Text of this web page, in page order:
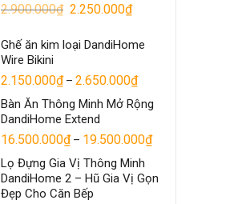
2.900.000₫ 2.250.000₫
Ghế ăn kim loại DandiHome
Wire Bikini
2.150.000₫– 2.650.000₫
Bàn Ăn Thông Minh Mở Rộng
DandiHome Extend
16.500.000₫– 19.500.000₫
Lọ Đựng Gia Vị Thông Minh
DandiHome 2 – Hũ Gia Vị Gọn
Đẹp Cho Căn Bếp